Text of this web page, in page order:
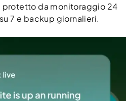
protetto da monitoraggio 24
7 e backup giornalieri.